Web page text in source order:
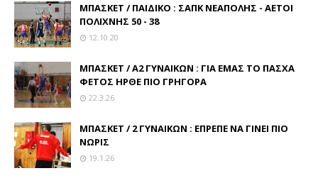
ΜΠΑΣΚΕΤ / ΠΑΙΔΙΚΟ : ΣΑΠΚ ΝΕΑΠΟΛΗΣ - ΑΕΤΟΙ
ΠΟΛΙΧΝΗΣ 50 - 38
12.10.20
ΜΠΑΣΚΕΤ / Α2 ΓΥΝΑΙΚΩΝ : ΓΙΑ ΕΜΑΣ ΤΟ ΠΑΣΧΑ
ΦΕΤΟΣ ΗΡΘΕ ΠΙΟ ΓΡΗΓΟΡΑ
22.3.26
ΜΠΑΣΚΕΤ / 2 ΓΥΝΑΙΚΩΝ : ΕΠΡΕΠΕ ΝΑ ΓΙΝΕΙ ΠΙΟ
ΝΩΡΙΣ
19.1.26